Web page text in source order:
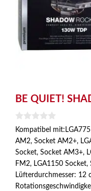
BE QUIET!
0
o
n
Kompatibel
AM2, Socket AM2+,
Socket, Socket AM3+,
FM2, LGA1150
Lüfterdurchmesser: 12